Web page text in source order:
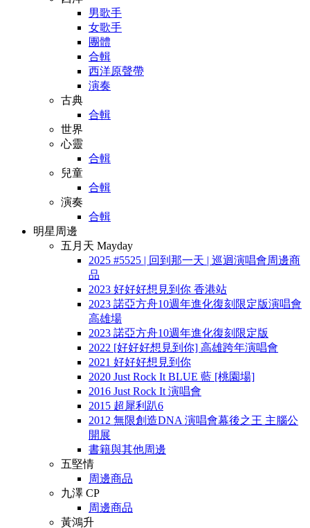
男歌手
女歌手
團體
合輯
西洋原聲帶
演奏
古典
合輯
世界
心靈
合輯
兒童
合輯
演奏
合輯
明星周邊
五月天 Mayday
2025 #5525 | 回到那一天 | 巡迴演唱會周邊商
品
2023 好好好想見到你 香港站
2023 諾亞方舟10週年進化復刻限定版演唱會
高雄場
2023 諾亞方舟10週年進化復刻限定版
2022 [好好好想見到你] 高雄跨年演唱會
2021 好好好想見到你
2020 Just Rock It BLUE 藍 [桃園場]
2016 Just Rock It 演唱會
2015 超犀利趴6
2012 無限創造DNA 演唱會幕後之王 主腦公
開展
書籍與其他周邊
五堅情
周邊商品
九澤 CP
周邊商品
黃鴻升